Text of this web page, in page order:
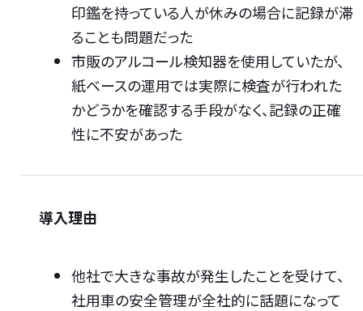
印鑑を持っている人が休みの場合に記録が滞
ることも問題だった
市販のアルコール検知器を使用していたが、
紙ベースの運用では実際に検査が行われた
かどうかを確認する手段がなく、記録の正確
性に不安があった
導入理由
他社で大きな事故が発生したことを受けて、
社用車の安全管理が全社的に話題になって